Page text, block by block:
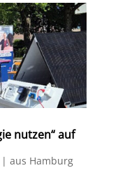
nutzen“ auf
aus Hamburg